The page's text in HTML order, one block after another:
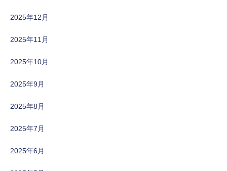
2025年12月
2025年11月
2025年10月
2025年9月
2025年8月
2025年7月
2025年6月